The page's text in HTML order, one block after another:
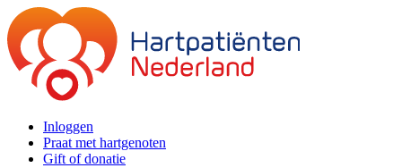
Inloggen
Praat met hartgenoten
Gift of donatie